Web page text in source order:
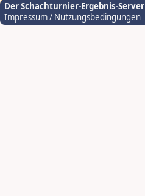
Der Schachturnier-Ergebnis-Server
Impressum / Nutzungsbedingungen